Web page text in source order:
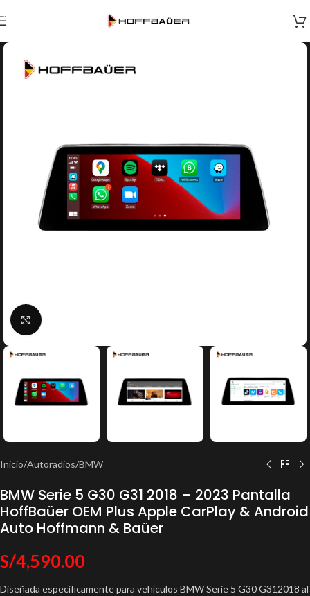
Skip to navigation
Skip to main content
Click to enlarge
Inicio/Autoradios/BMW
BMW Serie 5 G30 G31 2018 – 2023 Pantalla
HoffBaüer OEM Plus Apple CarPlay & Android
Auto Hoffmann & Baüer
S/4,590.00
Diseñada específicamente para vehículos BMW Serie 5 G30 G312018 al